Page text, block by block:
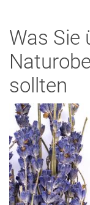
Was Sie
sollten